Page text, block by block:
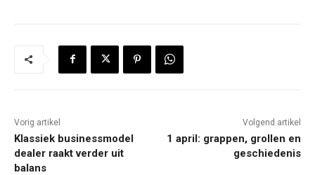
Vorig artikel
Klassiek businessmodel
dealer raakt verder uit
balans
Volgend artikel
1 april: grappen, grollen en
geschiedenis